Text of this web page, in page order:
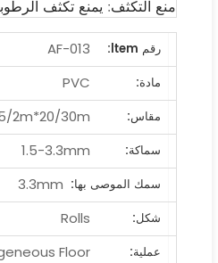
منع التكثف: يمنع تكثف
رقم ltem:
AF-013
مادة:
PVC
مقاس:
2m*20/30m
سماكة:
1.5-3.3mm
سمك الموصى بها: 3.3mm
شكل:
Rolls
عملية:
Floor